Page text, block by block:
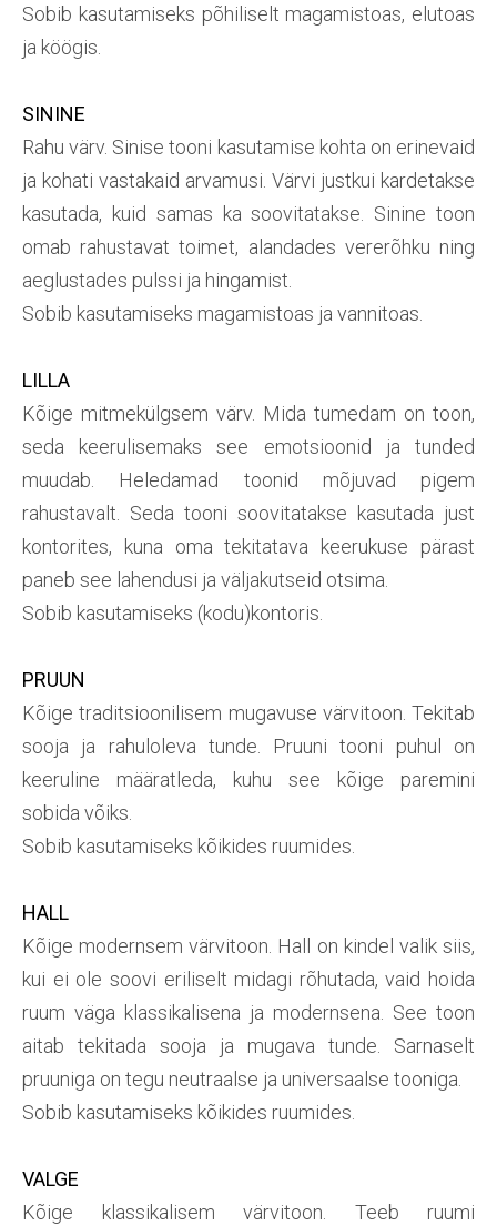
Sobib kasutamiseks põhiliselt magamistoas, elutoas
ja köögis.
SININE
Rahu värv. Sinise tooni kasutamise kohta on erinevaid
ja kohati vastakaid arvamusi. Värvi justkui kardetakse
kasutada, kuid samas ka soovitatakse. Sinine toon
omab rahustavat toimet, alandades vererõhku ning
aeglustades pulssi ja hingamist.
Sobib kasutamiseks magamistoas ja vannitoas.
LILLA
Kõige mitmekülgsem värv. Mida tumedam on toon,
seda keerulisemaks see emotsioonid ja tunded
muudab. Heledamad toonid mõjuvad pigem
rahustavalt. Seda tooni soovitatakse kasutada just
kontorites, kuna oma tekitatava keerukuse pärast
paneb see lahendusi ja väljakutseid otsima.
Sobib kasutamiseks (kodu)kontoris.
PRUUN
Kõige traditsioonilisem mugavuse värvitoon. Tekitab
sooja ja rahuloleva tunde. Pruuni tooni puhul on
keeruline määratleda, kuhu see kõige paremini
sobida võiks.
Sobib kasutamiseks kõikides ruumides.
HALL
Kõige modernsem värvitoon. Hall on kindel valik siis,
kui ei ole soovi eriliselt midagi rõhutada, vaid hoida
ruum väga klassikalisena ja modernsena. See toon
aitab tekitada sooja ja mugava tunde. Sarnaselt
pruuniga on tegu neutraalse ja universaalse tooniga.
Sobib kasutamiseks kõikides ruumides.
VALGE
Kõige klassikalisem värvitoon. Teeb ruumi